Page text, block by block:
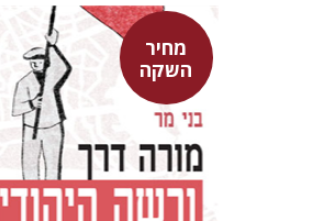
מחיר
השקה
בני מר